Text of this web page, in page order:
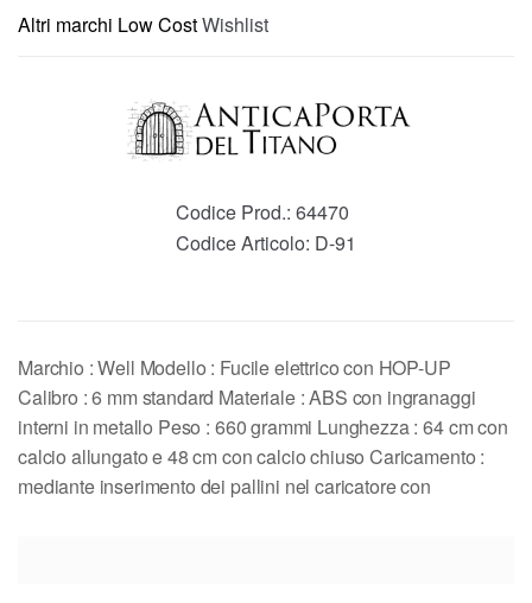
Altri marchi Low CostWishlist
Codice Prod.: 64470
Codice Articolo: D-91
Marchio : Well Modello : Fucile elettrico con HOP-UP
Calibro : 6 mm standard Materiale : ABS con ingranaggi
interni in metallo Peso : 660 grammi Lunghezza : 64 cm con
calcio allungato e 48 cm con calcio chiuso Caricamento :
mediante inserimento dei pallini nel caricatore con